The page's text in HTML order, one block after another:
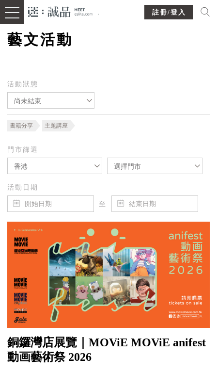
註冊/登入
藝文活動
活動狀態
尚未結束
書籍分享 主題講座
門市篩選
香港 選擇門市
活動日期
至
銅鑼灣店展覽｜MOViE MOViE anifest
動画藝術祭 2026